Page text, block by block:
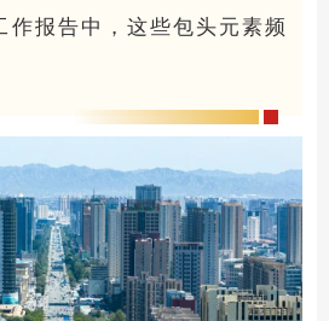
作报告中，这些包头元素频